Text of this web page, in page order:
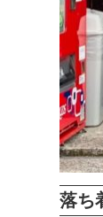
落ち